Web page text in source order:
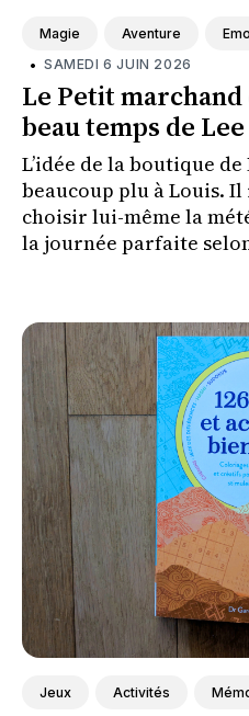
Magie Aventure
• SAMEDI 6 JUIN 2026
Le Petit
beau temps de
L’idée de la boutique
beaucoup plu à Louis.
choisir lui-même la
la journée parfaite
Jeux Activités